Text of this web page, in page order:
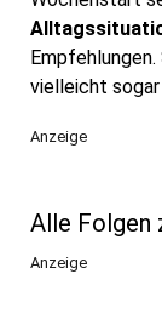
vielleicht
Anzeige
Alle Folgen
Anzeige